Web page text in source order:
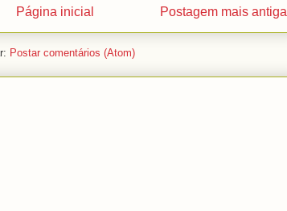
Postagem mais antiga
Página inicial
Postar comentários (Atom)